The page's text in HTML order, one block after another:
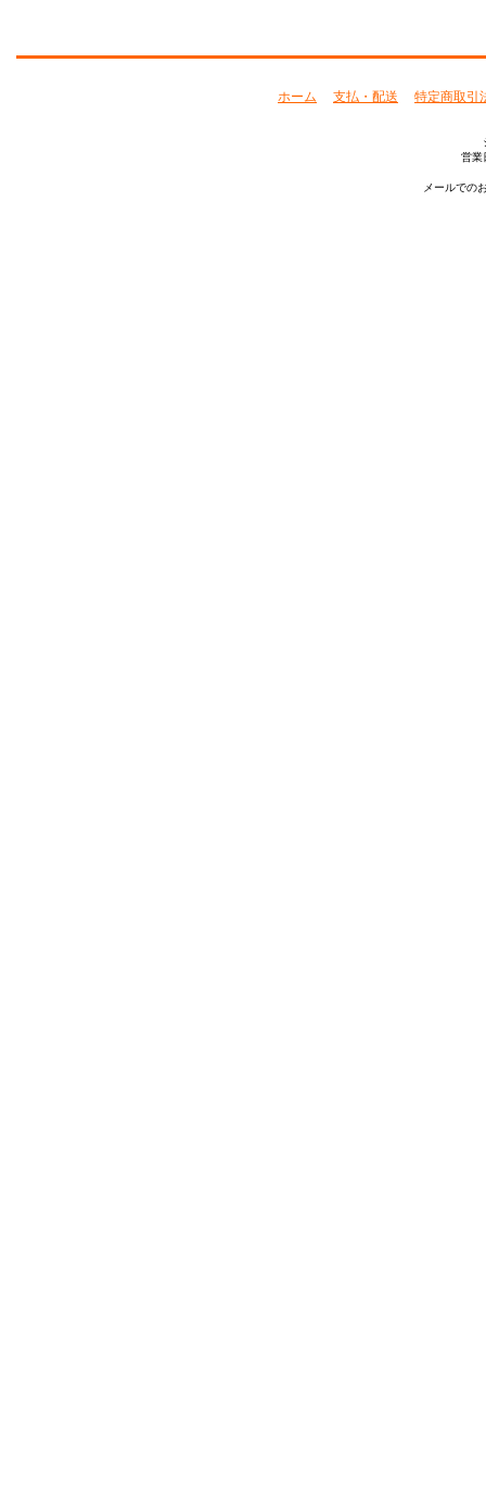
ホーム 支払・配送 特定商取引
営業
メールでの